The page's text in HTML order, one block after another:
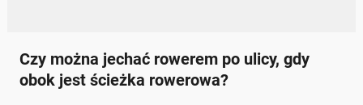
Czy można jechać rowerem po ulicy, gdy
obok jest ścieżka rowerowa?